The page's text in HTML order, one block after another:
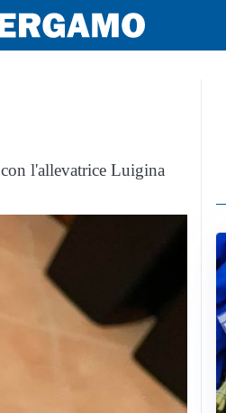
l'allevatrice Luigina